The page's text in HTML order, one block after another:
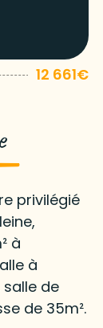
12 661€
privilégié
à
à
de
de 35m².